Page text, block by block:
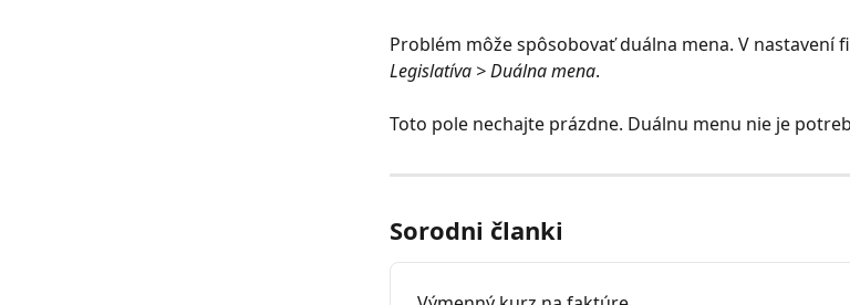
Problém môže spôsobovať duálna mena. V nastavení
Legislatíva > Duálna mena.
Toto pole nechajte prázdne. Duálnu menu nie je
Sorodni članki